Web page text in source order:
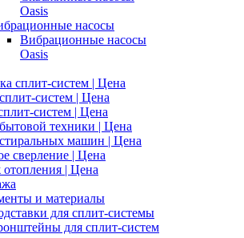
Oasis
насосы
Вибрационные насосы
Oasis
сплит-систем | Цена
систем | Цена
систем | Цена
техники | Цена
машин | Цена
сверление | Цена
| Цена
и материалы
для сплит-системы
для сплит-систем